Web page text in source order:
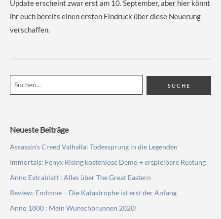
Update erscheint zwar erst am 10. September, aber hier könnt
ihr euch bereits einen ersten Eindruck über diese Neuerung
verschaffen.
Neueste Beiträge
Assassin’s Creed Valhalla: Todessprung in die Legenden
Immortals: Fenyx Rising kostenlose Demo + erspielbare Rüstung
Anno Extrablatt : Alles über The Great Eastern
Review: Endzone – Die Katastrophe ist erst der Anfang
Anno 1800 : Mein Wunschbrunnen 2020!